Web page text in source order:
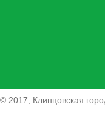
© 2017, Клинцовская